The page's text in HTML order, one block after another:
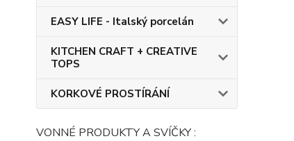
EASY LIFE - Italský porcelán
KITCHEN CRAFT + CREATIVE
TOPS
KORKOVÉ PROSTÍRÁNÍ
VONNÉ PRODUKTY A SVÍČKY :